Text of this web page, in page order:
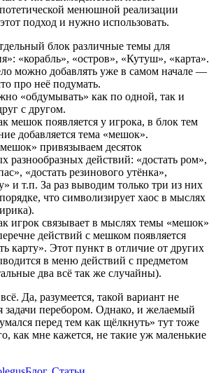
менюшной реализации
подход и нужно использовать.
блок различные темы для
«корабль», «остров», «Кутуш», «карта».
можно добавлять уже в самом начале —
про неё подумать.
«обдумывать» как по одной, так и
с другом.
мешок появляется у игрока, в блок тем
добавляется тема «мешок».
привязываем десяток
разнообразных действий: «достать ром»,
«достать резинового утёнка»,
и т.п. За раз выводим только три из них
что символизирует хаос в мыслях
игрок связывает в мыслях темы «мешок»
действий с мешком появляется
карту». Этот пункт в отличие от других
в меню действий с предметом
два всё так же случайны).
Да, разумеется, такой вариант не
задачи перебором. Однако, и желаемый
перед тем как щёлкнуть» тут тоже
как мне кажется, не такие уж маленькие
Рубрики